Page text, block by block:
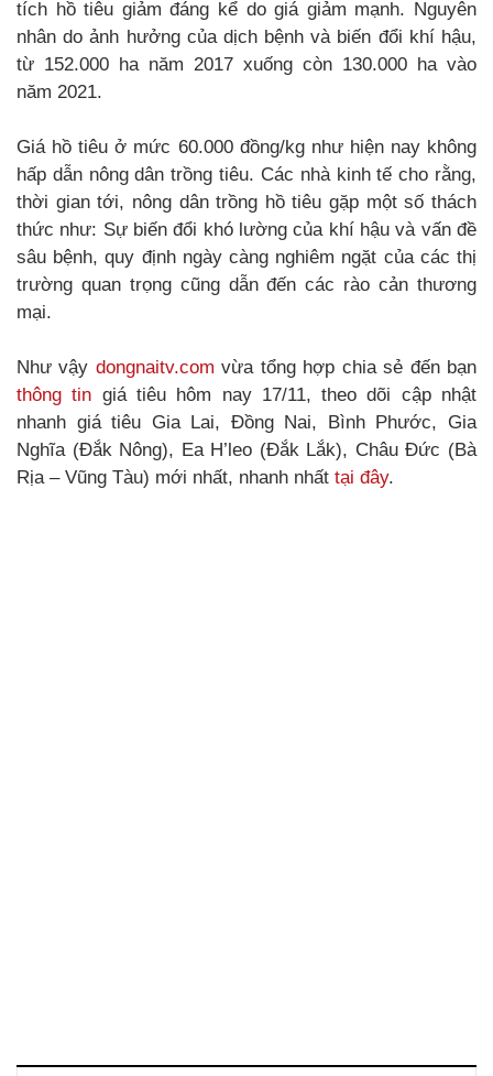
tích hồ tiêu giảm đáng kể do giá giảm mạnh. Nguyên
nhân do ảnh hưởng của dịch bệnh và biến đổi khí hậu,
từ 152.000 ha năm 2017 xuống còn 130.000 ha vào
năm 2021.
Giá hồ tiêu ở mức 60.000 đồng/kg như hiện nay không
hấp dẫn nông dân trồng tiêu. Các nhà kinh tế cho rằng,
thời gian tới, nông dân trồng hồ tiêu gặp một số thách
thức như: Sự biến đổi khó lường của khí hậu và vấn đề
sâu bệnh, quy định ngày càng nghiêm ngặt của các thị
trường quan trọng cũng dẫn đến các rào cản thương
mại.
Như vậy dongnaitv.com vừa tổng hợp chia sẻ đến bạn
thông tin giá tiêu hôm nay 17/11, theo dõi cập nhật
nhanh giá tiêu Gia Lai, Đồng Nai, Bình Phước, Gia
Nghĩa (Đắk Nông), Ea H’leo (Đắk Lắk), Châu Đức (Bà
Rịa – Vũng Tàu) mới nhất, nhanh nhất tại đây.